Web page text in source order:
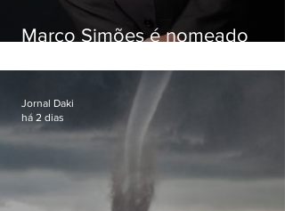
Marco Simões é nomeado
Jornal Daki
há 2 dias